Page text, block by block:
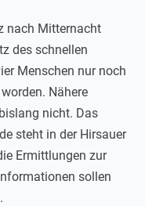
nach Mitternacht
des schnellen
Menschen nur noch
Nähere
nicht. Das
steht in der Hirsauer
Ermittlungen zur
sollen